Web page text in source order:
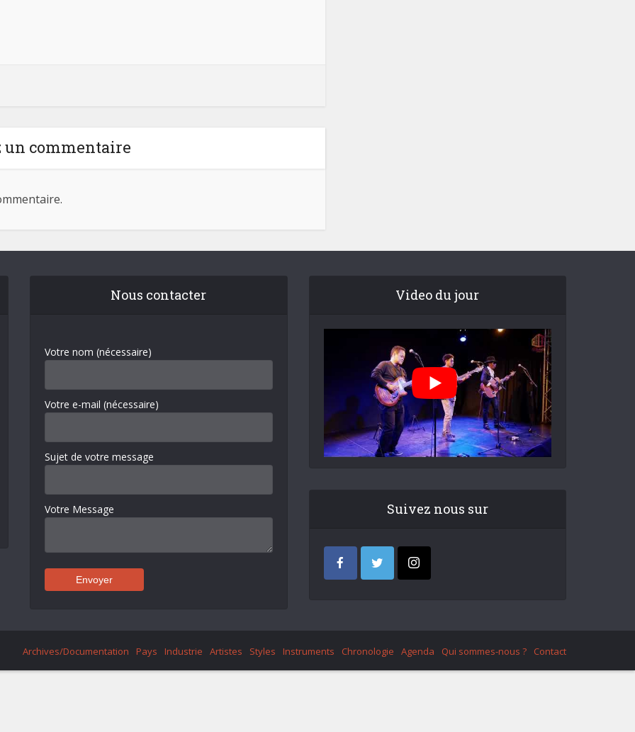
un commentaire
Nous contacter
Votre nom (nécessaire)
Votre e-mail (nécessaire)
Sujet de votre message
Votre Message
Video du jour
Suivez nous sur
Archives/Documentation Pays Industrie Artistes Styles Instruments Chronologie Agenda Qui sommes-nous ? Contact